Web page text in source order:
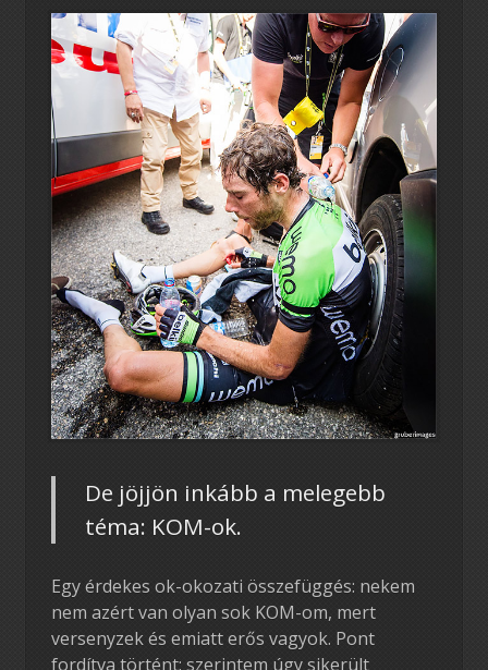
De jöjjön inkább a melegebb
téma: KOM-ok.
Egy érdekes ok-okozati összefüggés: nekem
nem azért van olyan sok KOM-om, mert
versenyzek és emiatt erős vagyok. Pont
fordítva történt: szerintem úgy sikerült